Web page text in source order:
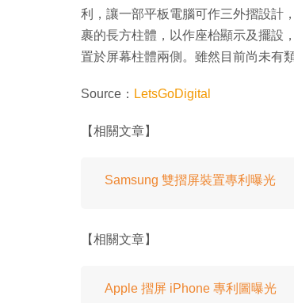
利，讓一部平板電腦可作三外摺設計
裹的長方柱體，以作座枱顯示及擺設
置於屏幕柱體兩側。雖然目前尚未有
Source： LetsGoDigital
【相關文章】
Samsung 雙摺屏裝置專利曝光
【相關文章】
Apple 摺屏 iPhone 專利圖曝光